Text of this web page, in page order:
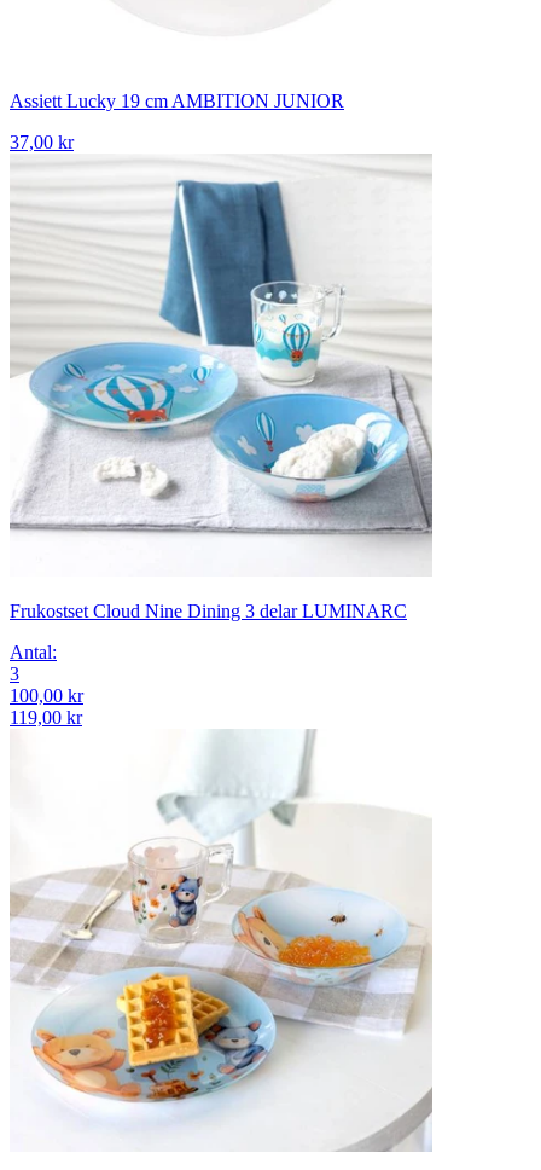
Assiett Lucky 19 cm AMBITION JUNIOR
37,00 kr
Frukostset Cloud Nine Dining 3 delar LUMINARC
Antal:
3
100,00 kr
119,00 kr